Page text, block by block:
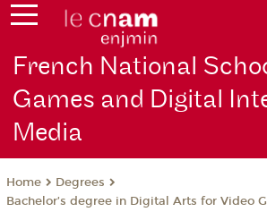
French National
Games and Digital
Media
Home
Degrees
Bachelor’s degree in Digital Arts for Video